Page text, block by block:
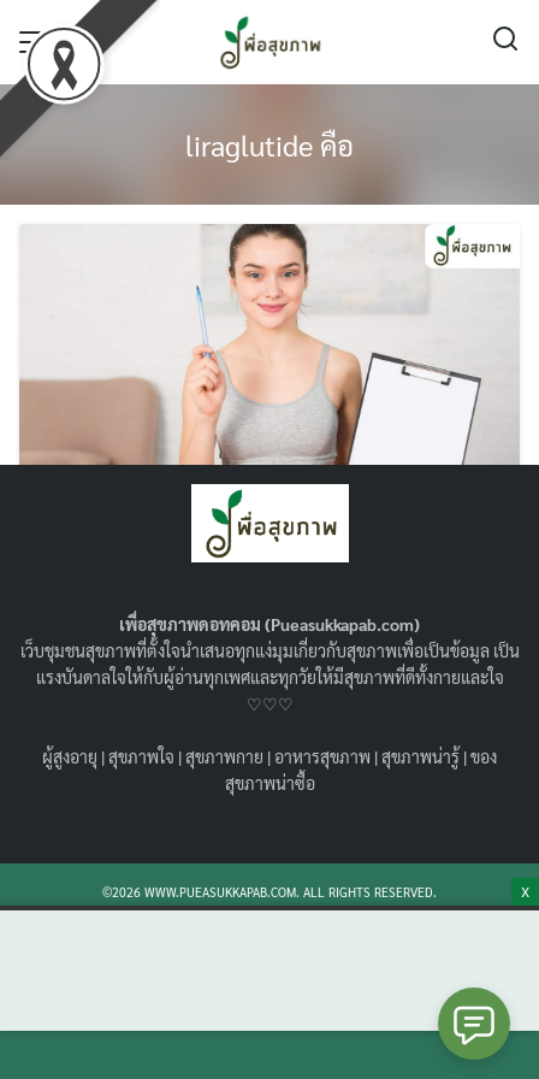
content
for:
Search
liraglutide คือ
ปากกาลดน้ำหนัก Liraglutide คือ อะไร
อันตรายมั้ย ใช้ยังไง ? ก่อนใช้ต้องรู้ !
ปากกาลดน้ำหนัก Liraglutide คือ อะไร ลดน้ำหนักได้จริง
ไหม อันตรายหรือไม่ ข้อควรระวัง พร้อมแนะนำ ปากกาลด
น้ำหนัก โรงพยาบาล ไหนดี มีมาตรฐาน
เพื่อสุขภาพดอทคอม (Pueasukkapab.com)
เว็บชุมชนสุขภาพที่ตั้งใจนำเสนอทุกแง่มุมเกี่ยวกับสุขภาพเพื่อเป็นข้อมูล เป็น
แรงบันดาลใจให้กับผู้อ่านทุกเพศและทุกวัยให้มีสุขภาพที่ดีทั้งกายและใจ
♡♡♡
ผู้สูงอายุ |สุขภาพใจ |สุขภาพกาย |อาหารสุขภาพ |สุขภาพน่ารู้ |ของ
สุขภาพน่าซื้อ
©2026 WWW.PUEASUKKAPAB.COM. ALL RIGHTS RESERVED. X